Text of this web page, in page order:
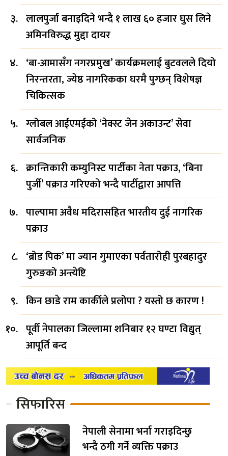
लालपुर्जा बनाइदिने भन्दै १ लाख ६० हजार घुस लिने
अमिनविरुद्ध मुद्दा दायर
‘बा-आमासँग नगरप्रमुख’ कार्यक्रमलाई बुटवलले दियो
निरन्तरता, ज्येष्ठ नागरिकका घरमै पुग्छन् विशेषज्ञ
चिकित्सक
ग्लोबल आईएमईको ‘नेक्स्ट जेन अकाउन्ट’ सेवा
सार्वजनिक
क्रान्तिकारी कम्युनिस्ट पार्टीका नेता पक्राउ, ‘बिना
पुर्जी’ पक्राउ गरिएको भन्दै पार्टीद्वारा आपत्ति
पाल्पामा अवैध मदिरासहित भारतीय दुई नागरिक
पक्राउ
‘ब्रोड पिक’ मा ज्यान गुमाएका पर्वतारोही पुरबहादुर
गुरुङको अन्त्येष्टि
किन छाडे राम कार्कीले प्रलोपा ? यस्तो छ कारण !
पूर्वी नेपालका जिल्लामा शनिबार १२ घण्टा विद्युत्
आपूर्ति बन्द
सिफारिस
नेपाली सेनामा भर्ना गराइदिन्छु
भन्दै ठगी गर्ने व्यक्ति पक्राउ